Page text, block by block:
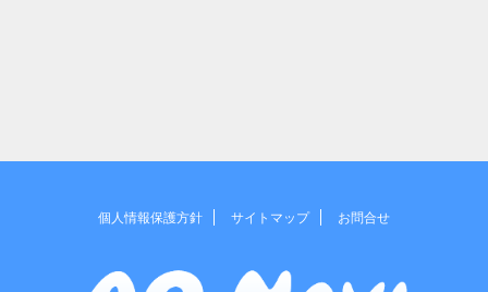
個人情報保護方針 サイトマップ お問合せ